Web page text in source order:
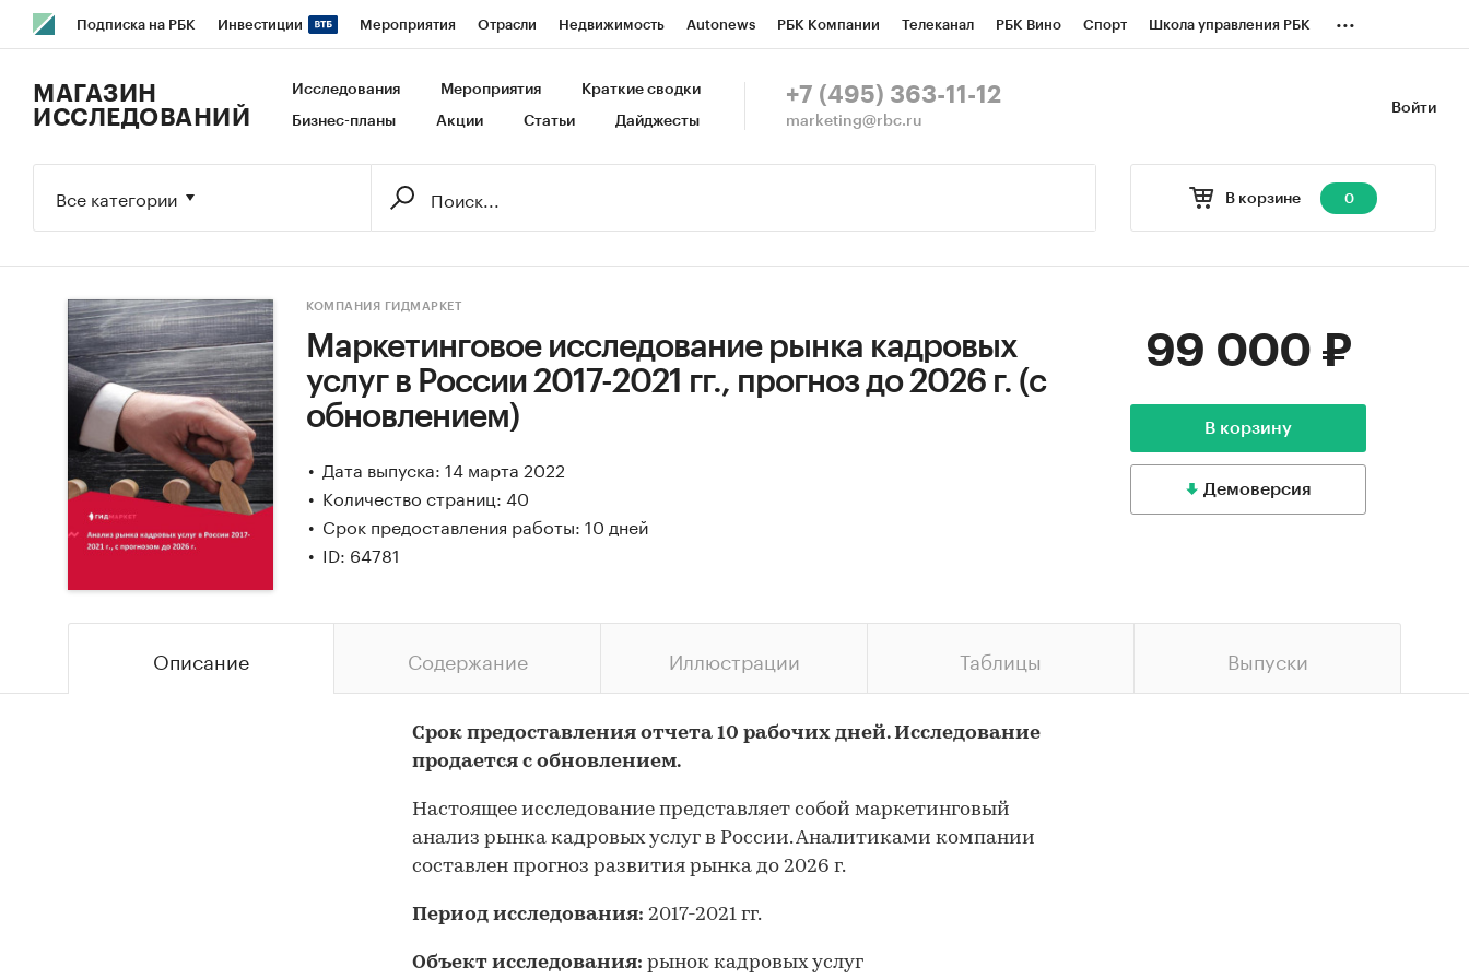
Подписка на РБК Инвестиции Мероприятия Отрасли Недвижимость Autonews РБК Компании Телеканал РБК Вино Спорт Школа управления РБК
Исследования Кредитные рейтинги Франшизы Газета Спецпроекты СПб Конференции СПб Спецпроекты
...
Войти
МАГАЗИН
ИССЛЕДОВАНИЙ
Исследования Мероприятия Краткие сводки
Бизнес-планы Акции Статьи Дайджесты
+7 (495) 363-11-12
marketing@rbc.ru
В корзине 0
Все категории
КОМПАНИЯ ГИДМАРКЕТ
Маркетинговое исследование рынка кадровых
услуг в России 2017-2021 гг., прогноз до 2026 г. (с
обновлением)
Дата выпуска: 14 марта 2022
Количество страниц: 40
Срок предоставления работы: 10 дней
ID: 64781
99 000 ₽
В корзину
Демоверсия
Описание Содержание Иллюстрации Таблицы Выпуски
Срок предоставления отчета 10 рабочих дней. Исследование
продается с обновлением.
Настоящее исследование представляет собой маркетинговый
анализ рынка кадровых услуг в России. Аналитиками компании
составлен прогноз развития рынка до 2026 г.
Период исследования: 2017-2021 гг.
Объект исследования: рынок кадровых услуг